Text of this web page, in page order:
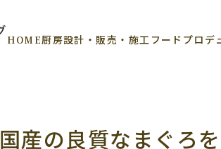
HOME厨房設計・販売・施工 フードプロデ
国産の良質なまぐろ